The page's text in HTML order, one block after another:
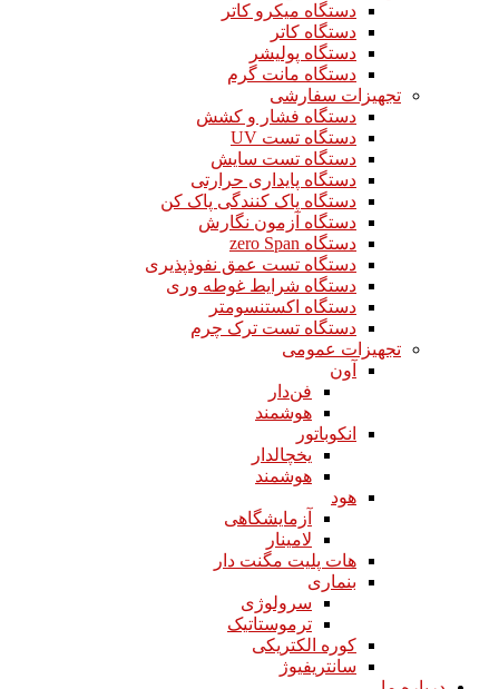
دستگاه میکرو کاتر
دستگاه کاتر
دستگاه پولیشر
دستگاه مانت گرم
تجهیزات سفارشی
دستگاه فشار و کشش
دستگاه تست UV
دستگاه تست سایش
دستگاه پایداری حرارتی
دستگاه پاک کنندگی پاک کن
دستگاه آزمون نگارش
دستگاه zero Span
دستگاه تست عمق نفوذپذیری
دستگاه شرایط غوطه وری
دستگاه اکستنسومتر
دستگاه تست ترک چرم
تجهیزات عمومی
آون
فن‌دار
هوشمند
انکوباتور
یخچالدار
هوشمند
هود
آزمایشگاهی
لامینار​​​​​​​
هات پلیت مگنت دار​​​​​​​
بنماری
سرولوژی
ترموستاتیک
کوره الکتریکی
سانتریفیوژ